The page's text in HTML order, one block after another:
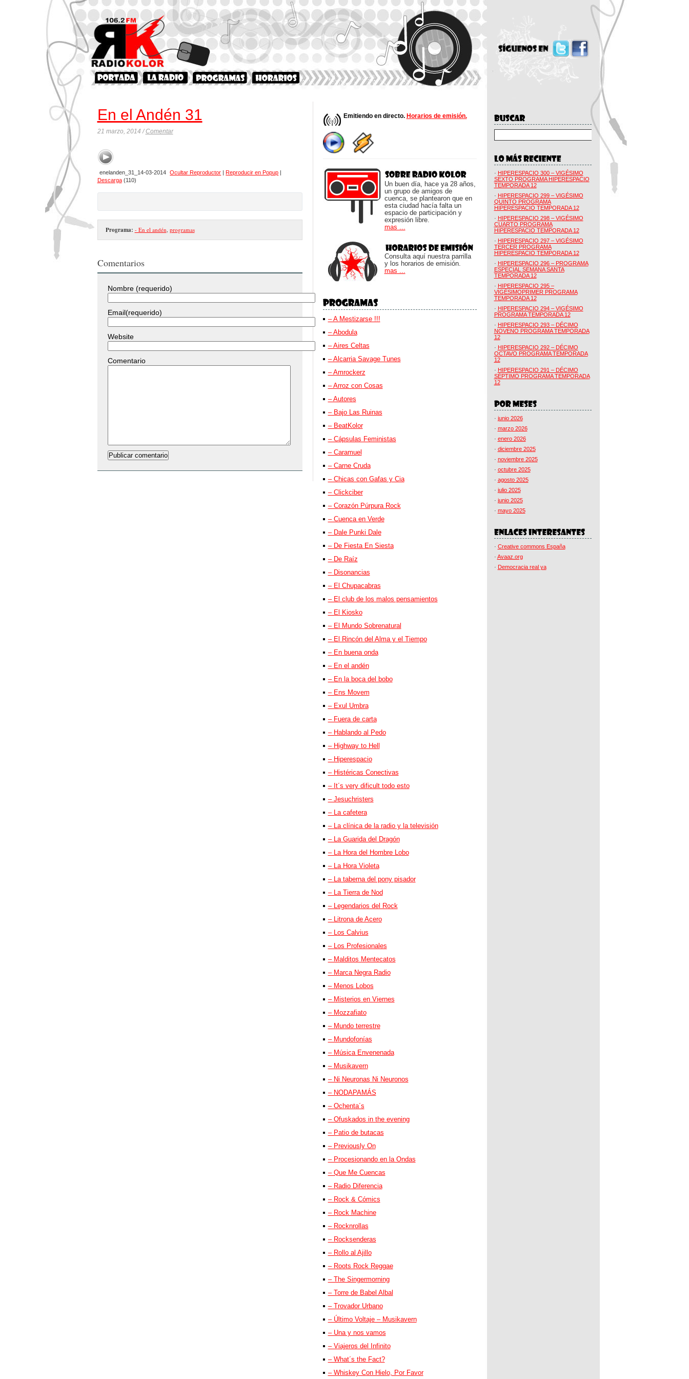
En el Andén 31
21 marzo, 2014 /Comentar
enelanden_31_14-03-2014 Ocultar Reproductor |Reproducir en Popup |
Descarga(110)
Programa: - En el andén programas
Comentarios
Nombre (requerido)
Email(requerido)
Website
Comentario
Emitiendo en directo. Horarios de emisión.
Un buen día, hace ya 28 años,
un grupo de amigos de
cuenca, se plantearon que en
esta ciudad hacía falta un
espacio de participación y
expresión libre.
mas ...
Consulta aquí nuestra parrilla
y los horarios de emisión.
mas ...
– A Mestizarse !!!
– Abodula
– Aires Celtas
– Alcarria Savage Tunes
– Amrockerz
– Arroz con Cosas
– Autores
– Bajo Las Ruinas
– BeatKolor
– Cápsulas Feministas
– Caramuel
– Carne Cruda
– Chicas con Gafas y Cia
– Clickciber
– Corazón Púrpura Rock
– Cuenca en Verde
– Dale Punki Dale
– De Fiesta En Siesta
– De Raíz
– Disonancias
– El Chupacabras
– El club de los malos pensamientos
– El Kiosko
– El Mundo Sobrenatural
– El Rincón del Alma y el Tiempo
– En buena onda
– En el andén
– En la boca del bobo
– Ens Movem
– Exul Umbra
– Fuera de carta
– Hablando al Pedo
– Highway to Hell
– Hiperespacio
– Histéricas Conectivas
– It´s very dificult todo esto
– Jesuchristers
– La cafetera
– La clínica de la radio y la televisión
– La Guarida del Dragón
– La Hora del Hombre Lobo
– La Hora Violeta
– La taberna del pony pisador
– La Tierra de Nod
– Legendarios del Rock
– Litrona de Acero
– Los Calvius
– Los Profesionales
– Malditos Mentecatos
– Marca Negra Radio
– Menos Lobos
– Misterios en Viernes
– Mozzafiato
– Mundo terrestre
– Mundofonías
– Música Envenenada
– Musikavern
– Ni Neuronas Ni Neuronos
– NODAPAMÁS
– Ochenta´s
– Ofuskados in the evening
– Patio de butacas
– Previously On
– Procesionando en la Ondas
– Que Me Cuencas
– Radio Diferencia
– Rock & Cómics
– Rock Machine
– Rocknrollas
– Rocksenderas
– Rollo al Ajillo
– Roots Rock Reggae
– The Singermorning
– Torre de Babel Albal
– Trovador Urbano
– Último Voltaje – Musikavern
– Una y nos vamos
– Viajeros del Infinito
– What´s the Fact?
– Whiskey Con Hielo, Por Favor
· HIPERESPACIO 300 – VIGÉSIMO
SEXTO PROGRAMA HIPERESPACIO
TEMPORADA 12
· HIPERESPACIO 299 – VIGÉSIMO
QUINTO PROGRAMA
HIPERESPACIO TEMPORADA 12
· HIPERESPACIO 298 – VIGÉSIMO
CUARTO PROGRAMA
HIPERESPACIO TEMPORADA 12
· HIPERESPACIO 297 – VIGÉSIMO
TERCER PROGRAMA
HIPERESPACIO TEMPORADA 12
· HIPERESPACIO 296 – PROGRAMA
ESPECIAL SEMANA SANTA
TEMPORADA 12
· HIPERESPACIO 295 –
VIGÉSIMOPRIMER PROGRAMA
TEMPORADA 12
· HIPERESPACIO 294 – VIGÉSIMO
PROGRAMA TEMPORADA 12
· HIPERESPACIO 293 – DÉCIMO
NOVENO PROGRAMA TEMPORADA
12
· HIPERESPACIO 292 – DÉCIMO
OCTAVO PROGRAMA TEMPORADA
12
· HIPERESPACIO 291 – DÉCIMO
SÉPTIMO PROGRAMA TEMPORADA
12
· junio 2026
· marzo 2026
· enero 2026
· diciembre 2025
· noviembre 2025
· octubre 2025
· agosto 2025
· julio 2025
· junio 2025
· mayo 2025
· Creative commons España
· Avaaz.org
· Democracia real ya